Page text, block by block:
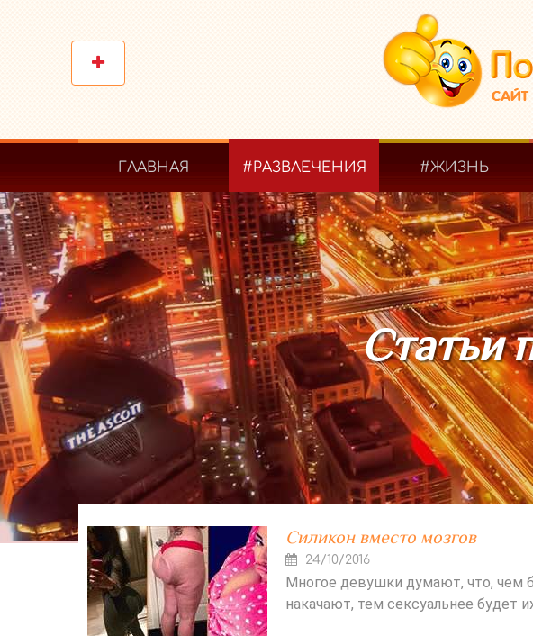
ГЛАВНАЯ #РАЗВЛЕЧЕНИЯ #ЖИЗНЬ
Статьи
Силикон вместо мозгов
24/10/2016
Многое девушки думают, что, чем
накачают, тем сексуальнее будет